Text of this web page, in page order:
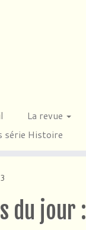
La revue
série Histoire
du jour :